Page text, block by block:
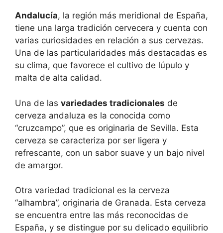
Andalucía, la región más meridional de España,
tiene una larga tradición cervecera y cuenta con
varias curiosidades en relación a sus cervezas.
Una de las particularidades más destacadas es
su clima, que favorece el cultivo de lúpulo y
malta de alta calidad.
Una de las variedades tradicionales de
cerveza andaluza es la conocida como
“cruzcampo”, que es originaria de Sevilla. Esta
cerveza se caracteriza por ser ligera y
refrescante, con un sabor suave y un bajo nivel
de amargor.
Otra variedad tradicional es la cerveza
“alhambra”, originaria de Granada. Esta cerveza
se encuentra entre las más reconocidas de
España, y se distingue por su delicado equilibrio